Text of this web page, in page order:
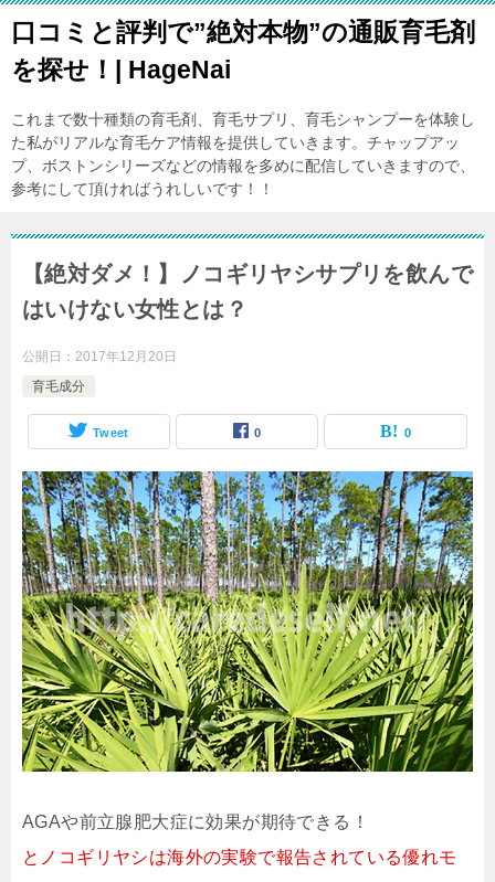
口コミと評判で”絶対本物”の通販育毛剤
を探せ！| HageNai
これまで数十種類の育毛剤、育毛サプリ、育毛シャンプーを体験し
た私がリアルな育毛ケア情報を提供していきます。チャップアッ
プ、ボストンシリーズなどの情報を多めに配信していきますので、
参考にして頂ければうれしいです！！
【絶対ダメ！】ノコギリヤシサプリを飲んで
はいけない女性とは？
公開日： 2017年12月20日
育毛成分
Tweet 0 0
AGAや前立腺肥大症に効果が期待できる！
とノコギリヤシは海外の実験で報告されている優れモ